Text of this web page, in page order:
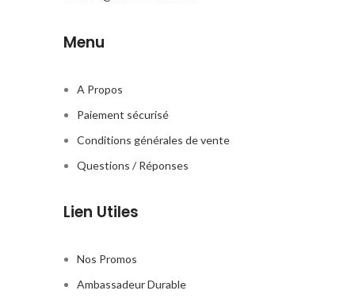
Menu
A Propos
Paiement sécurisé
Conditions générales de vente
Questions / Réponses
Lien Utiles
Nos Promos
Ambassadeur Durable